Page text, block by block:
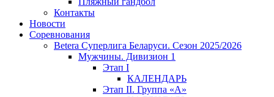
Контакты
Новости
Соревнования
Betera Суперлига Беларуси. Сезон 2025/2026
Мужчины. Дивизион 1
Этап I
КАЛЕНДАРЬ
Этап II. Группа «А»